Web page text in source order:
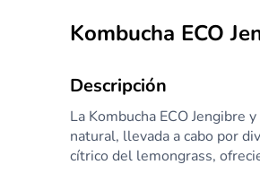
Kombucha ECO
Descripción
La Kombucha ECO Jengibre
natural, llevada a cabo por
cítrico del lemongrass,